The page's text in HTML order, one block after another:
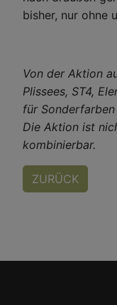
ZURÜCK
bisher, nur ohne
Von der Aktion
Plissees, ST4,
für
Die Aktion ist
kombinierbar.